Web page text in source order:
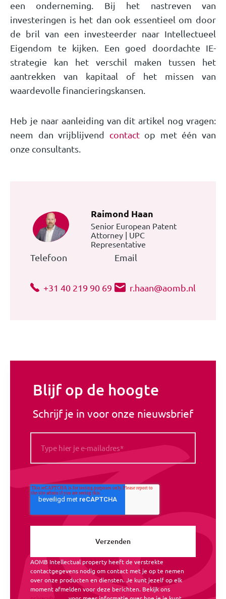
een onderneming. Bij het nastreven van
investeringen is het dan ook essentieel om door
de bril van een investeerder naar Intellectueel
Eigendom te kijken. Een goed doordachte IE-
strategie kan het verschil maken tussen het
aantrekken van kapitaal of het missen van
waardevolle financieringskansen.
Heb je naar aanleiding van dit artikel nog vragen:
neem dan vrijblijvend contactop met één van
onze consultants.
Raimond Haan
Senior European Patent
Attorney | UPC
Representative
Telefoon
+31 40 219 90 69
Email
r.haan@aomb.nl
Blijf op de hoogte
Schrijf je in voor onze nieuwsbrief
AOMB Intellectual property heeft de verstrekte
contactgegevens nodig om contact met je op te nemen
over onze producten en diensten. Je kunt jezelf op elk
moment afmelden voor deze berichten. Bekijk ons